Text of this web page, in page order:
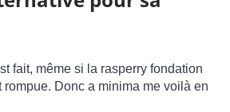
fait, même si la rasperry fondation
Donc a minima me voilà en